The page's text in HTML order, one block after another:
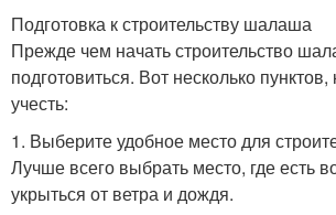
Подготовка к строительству шалаша
Прежде чем начать строительство
подготовиться. Вот несколько
учесть:
1. Выберите удобное место для
Лучше всего выбрать место, где есть
укрыться от ветра и дождя.